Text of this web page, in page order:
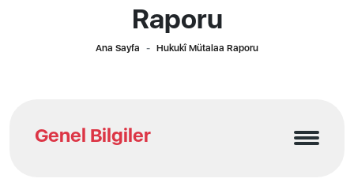
Raporu
Ana Sayfa Hukukî Mütalaa Raporu
Genel Bilgiler